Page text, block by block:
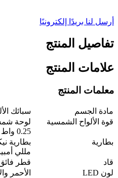
أرسل لنا بريدًا إلكترونيًا
تفاصيل المنتج
علامات المنتج
معلمات المنتج
مادة الجسم
سبائك
قوة الألواح الشمسية
0.25 واط
بطارية
مللي
قاد
قطر فائق السطوع
لون LED
الأحمر